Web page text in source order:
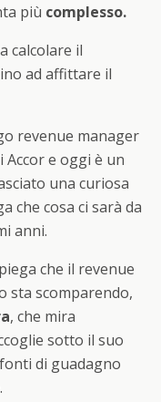
più complesso.
calcolare il
ad affittare il
revenue manager
e oggi è un
una curiosa
che cosa ci sarà da
anni.
che il revenue
sta scomparendo,
, che mira
sotto il suo
di guadagno